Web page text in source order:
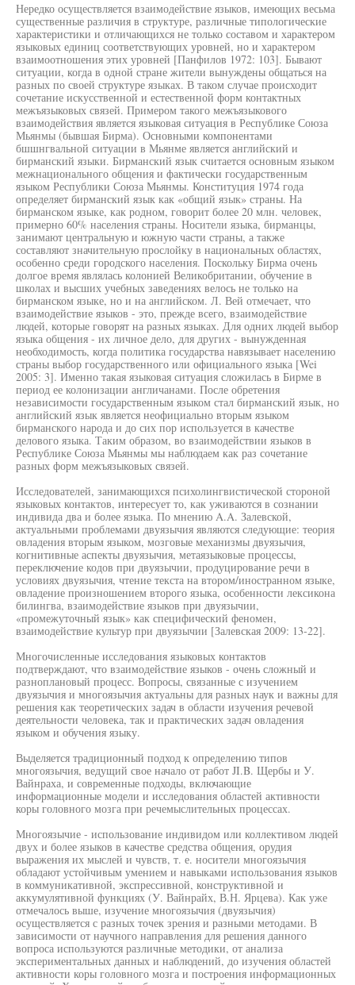
Нередко осуществляется взаимодействие языков, имеющих весьма
существенные различия в структуре, различные типологические
характеристики и отличающихся не только составом и характером
языковых единиц соответствующих уровней, но и характером
взаимоотношения этих уровней [Панфилов 1972: 103]. Бывают
ситуации, когда в одной стране жители вынуждены общаться на
разных по своей структуре языках. В таком случае происходит
сочетание искусственной и естественной форм контактных
межъязыковых связей. Примером такого межъязыкового
взаимодействия является языковая ситуация в Республике Союза
Мьянмы (бывшая Бирма). Основными компонентами
бшшнгвальной ситуации в Мьянме является английский и
бирманский языки. Бирманский язык считается основным языком
межнационального общения и фактически государственным
языком Республики Союза Мьянмы. Конституция 1974 года
определяет бирманский язык как «общий язык» страны. На
бирманском языке, как родном, говорит более 20 млн. человек,
примерно 60% населения страны. Носители языка, бирманцы,
занимают центральную и южную части страны, а также
составляют значительную прослойку в национальных областях,
особенно среди городского населения. Поскольку Бирма очень
долгое время являлась колонией Великобритании, обучение в
школах и высших учебных заведениях велось не только на
бирманском языке, но и на английском. Л. Вей отмечает, что
взаимодействие языков - это, прежде всего, взаимодействие
людей, которые говорят на разных языках. Для одних людей выбор
языка общения - их личное дело, для других - вынужденная
необходимость, когда политика государства навязывает населению
страны выбор государственного или официального языка [Wei
2005: 3]. Именно такая языковая ситуация сложилась в Бирме в
период ее колонизации англичанами. После обретения
независимости государственным языком стал бирманский язык, но
английский язык является неофициально вторым языком
бирманского народа и до сих пор используется в качестве
делового языка. Таким образом, во взаимодействии языков в
Республике Союза Мьянмы мы наблюдаем как раз сочетание
разных форм межъязыковых связей.
Исследователей, занимающихся психолингвистической стороной
языковых контактов, интересует то, как уживаются в сознании
индивида два и более языка. По мнению A.A. Залевской,
актуальными проблемами двуязычия являются следующие: теория
овладения вторым языком, мозговые механизмы двуязычия,
когнитивные аспекты двуязычия, метаязыковые процессы,
переключение кодов при двуязычии, продуцирование речи в
условиях двуязычия, чтение текста на втором/иностранном языке,
овладение произношением второго языка, особенности лексикона
билингва, взаимодействие языков при двуязычии,
«промежуточный язык» как специфический феномен,
взаимодействие культур при двуязычии [Залевская 2009: 13-22].
Многочисленные исследования языковых контактов
подтверждают, что взаимодействие языков - очень сложный и
разноплановый процесс. Вопросы, связанные с изучением
двуязычия и многоязычия актуальны для разных наук и важны для
решения как теоретических задач в области изучения речевой
деятельности человека, так и практических задач овладения
языком и обучения языку.
Выделяется традиционный подход к определению типов
многоязычия, ведущий свое начало от работ JI.B. Щербы и У.
Вайнраха, и современные подходы, включающие
информационные модели и исследования областей активности
коры головного мозга при речемыслительных процессах.
Многоязычие - использование индивидом или коллективом людей
двух и более языков в качестве средства общения, орудия
выражения их мыслей и чувств, т. е. носители многоязычия
обладают устойчивым умением и навыками использования языков
в коммуникативной, экспрессивной, конструктивной и
аккумулятивной функциях (У. Вайнрайх, В.Н. Ярцева). Как уже
отмечалось выше, изучение многоязычия (двуязычия)
осуществляется с разных точек зрения и разными методами. В
зависимости от научного направления для решения данного
вопроса используются различные методики, от анализа
экспериментальных данных и наблюдений, до изучения областей
активности коры головного мозга и построения информационных